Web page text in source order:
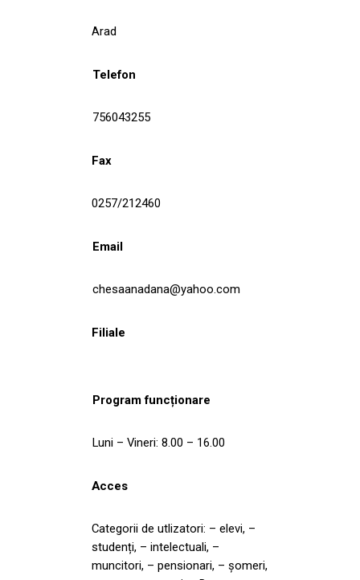
Arad
Telefon
756043255
Fax
0257/212460
Email
chesaanadana@yahoo.com
Filiale
Program funcționare
Luni – Vineri: 8.00 – 16.00
Acces
Categorii de utlizatori: – elevi, –
studenți, – intelectuali, –
muncitori, – pensionari, – șomeri,